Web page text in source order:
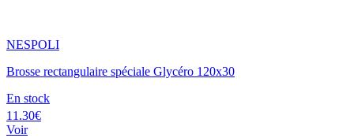
NESPOLI
Brosse rectangulaire spéciale Glycéro 120x30
En stock
11.30€
Voir